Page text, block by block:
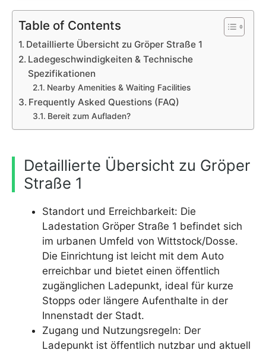
Table of Contents
Detaillierte Übersicht zu Gröper Straße 1
Ladegeschwindigkeiten & Technische
Spezifikationen
Nearby Amenities & Waiting Facilities
Frequently Asked Questions (FAQ)
Bereit zum Aufladen?
Detaillierte Übersicht zu Gröper
Straße 1
Standort und Erreichbarkeit: Die
Ladestation Gröper Straße 1 befindet sich
im urbanen Umfeld von Wittstock/Dosse.
Die Einrichtung ist leicht mit dem Auto
erreichbar und bietet einen öffentlich
zugänglichen Ladepunkt, ideal für kurze
Stopps oder längere Aufenthalte in der
Innenstadt der Stadt.
Zugang und Nutzungsregeln: Der
Ladepunkt ist öffentlich nutzbar und aktuell